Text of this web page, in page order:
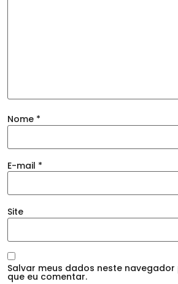
Nome *
E-mail *
Site
Salvar meus dados neste
que eu comentar.